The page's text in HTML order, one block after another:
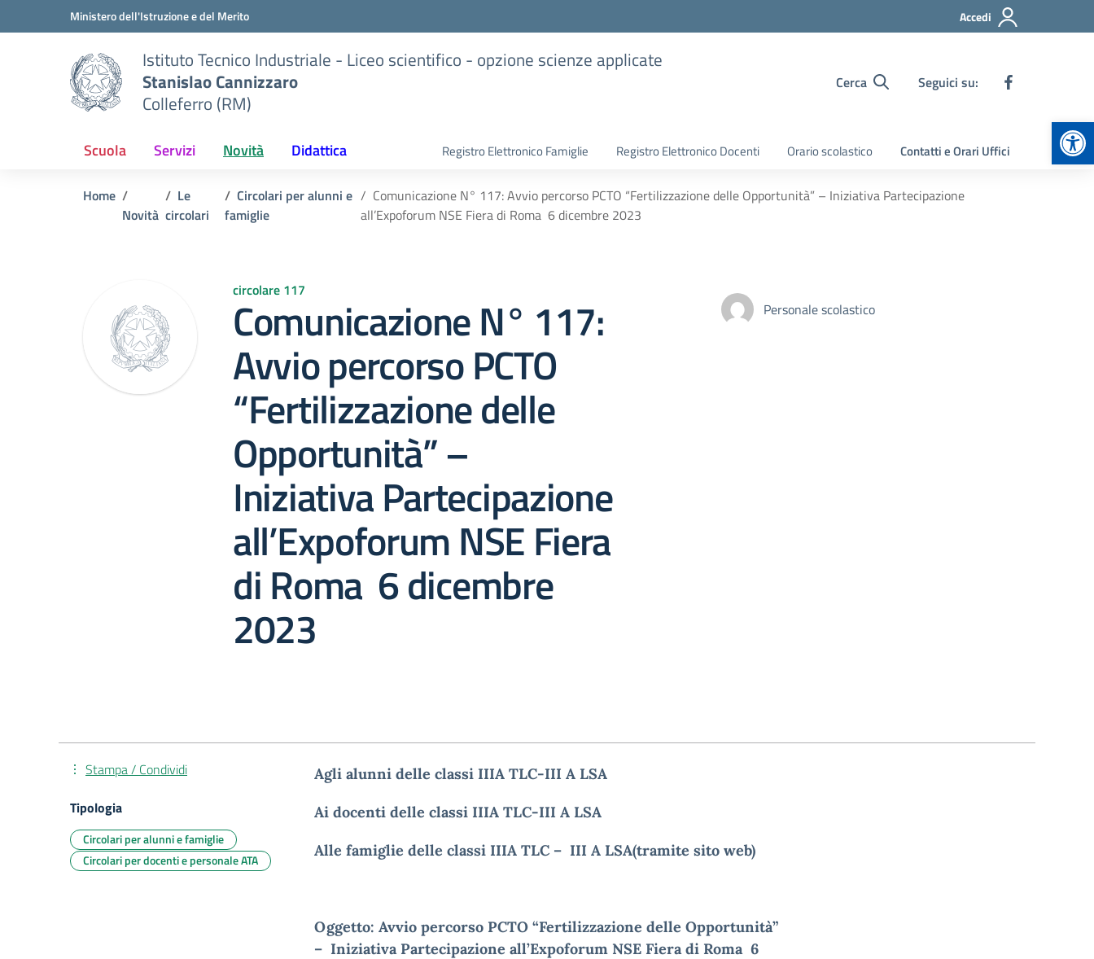
Vai ai contenuti
Vai al menu di navigazioneMinistero dell'Istruzione e del Merito Accedi
Istituto Tecnico Industriale - Liceo scientifico - opzione scienze applicate
Stanislao Cannizzaro
Colleferro (RM)
Cerca Seguici su:
Scuola Servizi Novità Didattica Registro Elettronico Famiglie Registro Elettronico Docenti Orario scolastico Contatti e Orari Uffici
Home
Novità
Le
circolari
Circolari per alunni e
famiglie
Comunicazione N° 117: Avvio percorso PCTO “Fertilizzazione delle Opportunità” – Iniziativa Partecipazione
all’Expoforum NSE Fiera di Roma 6 dicembre 2023
circolare 117
Comunicazione N° 117:
Avvio percorso PCTO
“Fertilizzazione delle
Opportunità” –
Iniziativa Partecipazione
all’Expoforum NSE Fiera
di Roma 6 dicembre
2023
Personale scolastico
Agli alunni delle classi IIIA TLC-III A LSA
Ai docenti delle classi IIIA TLC-III A LSA
Alle famiglie delle classi IIIA TLC – III A LSA(tramite sito web)
Oggetto: Avvio percorso PCTO “Fertilizzazione delle Opportunità”
– Iniziativa Partecipazione all’Expoforum NSE Fiera di Roma 6
Stampa / Condividi
Tipologia
Circolari per alunni e famiglie
Circolari per docenti e personale ATA